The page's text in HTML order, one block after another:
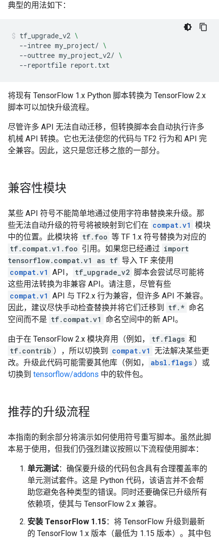
典型的用法如下：
tf_upgrade_v2 \
--intree my_project/ \
--outtree my_project_v2/ \
--reportfile report.txt
将现有 TensorFlow 1.x Python 脚本转换为 TensorFlow 2.x
脚本可以加快升级流程。
尽管许多 API 无法自动迁移，但转换脚本会自动执行许多
机械 API 转换。它也无法使您的代码与 TF2 行为和 API 完
全兼容。因此，这只是您迁移之旅的一部分。
兼容性模块
某些 API 符号不能简单地通过使用字符串替换来升级。那
些无法自动升级的符号将被映射到它们在 compat.v1 模块
中的位置。此模块将 tf.foo 等 TF 1.x 符号替换为对应的
tf.compat.v1.foo 引用。如果您已经通过 import
tensorflow.compat.v1 as tf 导入 TF 来使用
compat.v1 API， tf_upgrade_v2 脚本会尝试尽可能将
这些用法转换为非兼容 API。请注意，尽管有些
compat.v1 API 与 TF2.x 行为兼容，但许多 API 不兼容。
因此，建议尽快手动检查替换并将它们迁移到
tf.* 命名
空间而不是 tf.compat.v1 命名空间中的新 API。
由于在 TensorFlow 2.x 模块弃用（例如， tf.flags 和
tf.contrib ），所以切换到 compat.v1 无法解决某些更
改。升级此代码可能需要其他库（例如，
absl.flags ）或
切换到 tensorflow/addons 中的软件包。
推荐的升级流程
本指南的剩余部分将演示如何使用符号重写脚本。虽然此脚
本易于使用，但我们仍强烈建议按照以下流程使用脚本：
单元测试：确保要升级的代码包含具有合理覆盖率的
单元测试套件。这是 Python 代码，该语言并不会帮
助您避免各种类型的错误。同时还要确保已升级所有
依赖项，使其与 TensorFlow 2.x 兼容。
安装 TensorFlow 1.15：将 TensorFlow 升级到最新
的 TensorFlow 1.x 版本（最低为 1.15 版本）。其中包